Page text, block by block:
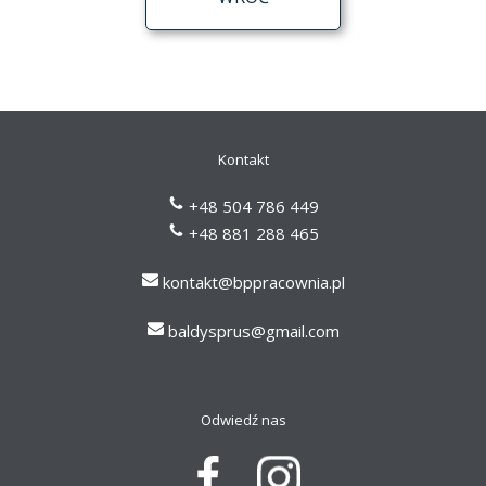
Kontakt
+48 504 786 449
+48 881 288 465
kontakt@bppracownia.pl
baldysprus@gmail.com
Odwiedź nas